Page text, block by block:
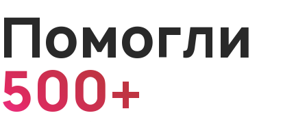
Помогли
500+